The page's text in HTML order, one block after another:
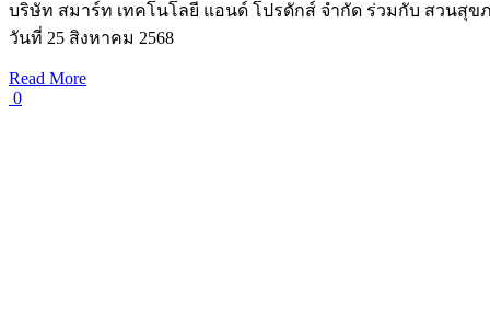
บริษัท สมาร์ท เทคโนโลยี แอนด์ โปรดักส์ จำกัด ร่วมกับ สวนสุขภา
วันที่ 25 สิงหาคม 2568
Read More
0